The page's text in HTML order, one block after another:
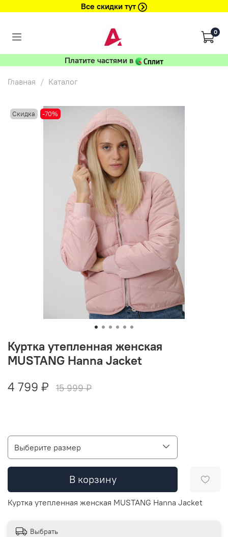
Все скидки тут
0
Платите частями в
Главная Каталог
Скидка -70%
Куртка утепленная женская
MUSTANG Hanna Jacket
4 799 ₽
15 999 ₽
Выберите размер
В корзину
Куртка утепленная женская MUSTANG Hanna Jacket
Выбрать